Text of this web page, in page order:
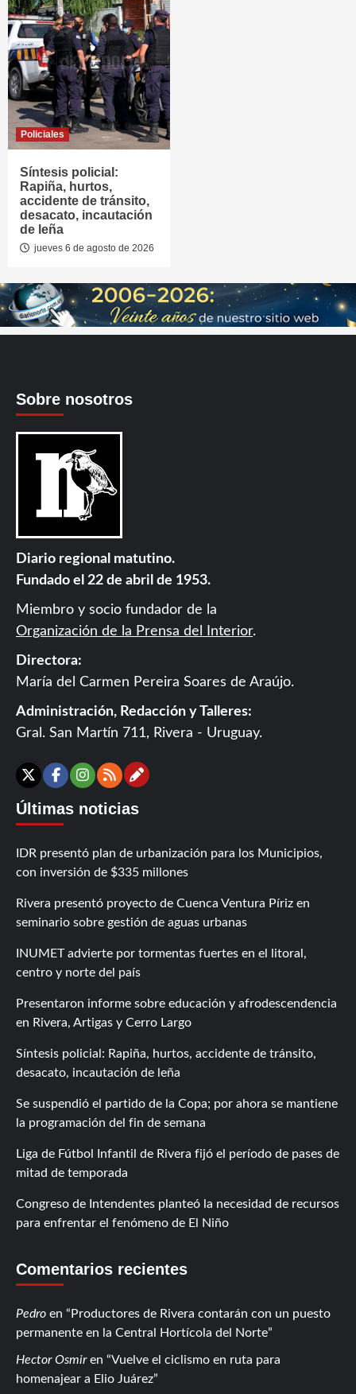
Policiales
Síntesis policial:
Rapiña, hurtos,
accidente de tránsito,
desacato, incautación
de leña
jueves 6 de agosto de 2026
Sobre nosotros
Diario regional matutino.
Fundado el 22 de abril de 1953.
Miembro y socio fundador de la
Organización de la Prensa del Interior.
Directora:
María del Carmen Pereira Soares de Araújo.
Administración, Redacción y Talleres:
Gral. San Martín 711, Rivera - Uruguay.
X Facebook
Instagram
RSSContáctanos
Últimas noticias
IDR presentó plan de urbanización para los Municipios,
con inversión de $335 millones
Rivera presentó proyecto de Cuenca Ventura Píriz en
seminario sobre gestión de aguas urbanas
INUMET advierte por tormentas fuertes en el litoral,
centro y norte del país
Presentaron informe sobre educación y afrodescendencia
en Rivera, Artigas y Cerro Largo
Síntesis policial: Rapiña, hurtos, accidente de tránsito,
desacato, incautación de leña
Se suspendió el partido de la Copa; por ahora se mantiene
la programación del fin de semana
Liga de Fútbol Infantil de Rivera fijó el período de pases de
mitad de temporada
Congreso de Intendentes planteó la necesidad de recursos
para enfrentar el fenómeno de El Niño
Comentarios recientes
Pedro en
Productores de Rivera contarán con un puesto
permanente en la Central Hortícola del Norte
Hector Osmiren
Vuelve el ciclismo en ruta para
homenajear a Elio Juárez